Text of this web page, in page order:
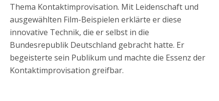
Thema Kontaktimprovisation. Mit Leidenschaft und
ausgewählten Film-Beispielen erklärte er diese
innovative Technik, die er selbst in die
Bundesrepublik Deutschland gebracht hatte. Er
begeisterte sein Publikum und machte die Essenz der
Kontaktimprovisation greifbar.